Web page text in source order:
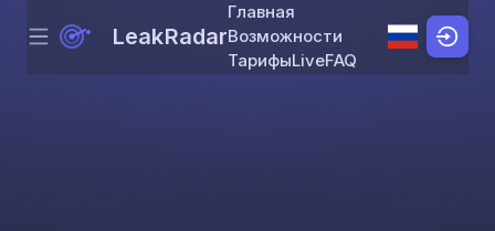
Skip to content
Menu LeakRadar
Главная
Возможности
ТарифыLiveFAQ